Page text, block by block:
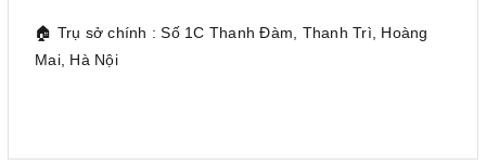
🏠 Trụ sở chính : Số 1C Thanh Đàm, Thanh Trì, Hoàng
Mai, Hà Nội